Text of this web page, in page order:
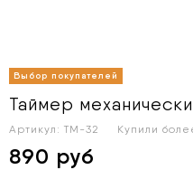
Таймер
Артикул: TM-32 Купили
890 руб